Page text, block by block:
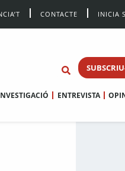
CONTACTE INICIA
ENTREVISTA